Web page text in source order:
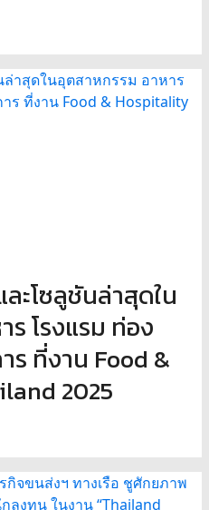
ะโซลูชันล่าสุดใน
โรงแรม ท่อง
ร ที่งาน Food &
2025